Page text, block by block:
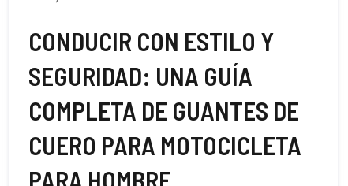
CONDUCIR CON ESTILO Y
SEGURIDAD: UNA GUÍA
COMPLETA DE GUANTES DE
CUERO PARA MOTOCICLETA
PARA HOMBRE